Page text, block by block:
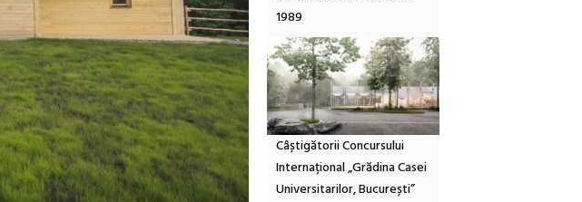
1989
Câștigătorii Concursului
Internațional „Grădina Casei
Universitarilor, București”